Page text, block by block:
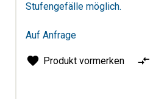
Stufengefälle möglich.
Auf Anfrage
Produkt vormerken